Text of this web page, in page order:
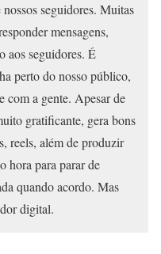
seguidores. Muitas
mensagens,
aos seguidores. É
perto do nosso público,
com a gente. Apesar de
gratificante, gera bons
reels, além de produzir
hora para parar de
quando acordo. Mas
digital.